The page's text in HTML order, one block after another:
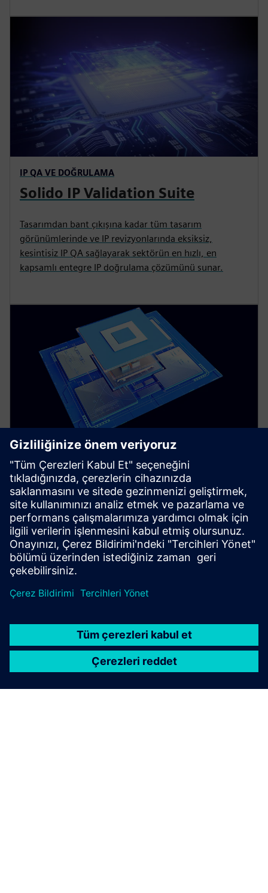
IP QA VE DOĞRULAMA
Solido IP Validation Suite
Tasarımdan bant çıkışına kadar tüm tasarım
görünümlerinde ve IP revizyonlarında eksiksiz,
kesintisiz IP QA sağlayarak sektörün en hızlı, en
kapsamlı entegre IP doğrulama çözümünü sunar.
AI ÖZELLİKLİ KARAKTERİZASYON
Solido Characterization Suite
Makine öğrenimi ile desteklenen hızlı, doğru
kütüphane karakterizasyon araçları sağlar.